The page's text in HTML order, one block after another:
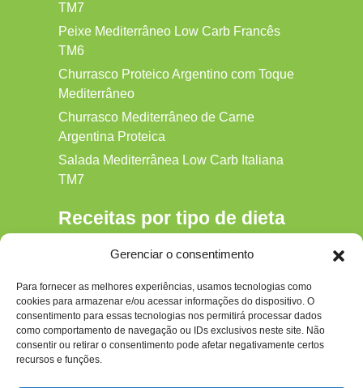
Gerenciar o consentimento
Para fornecer as melhores experiências, usamos tecnologias como
cookies para armazenar e/ou acessar informações do dispositivo. O
consentimento para essas tecnologias nos permitirá processar dados
como comportamento de navegação ou IDs exclusivos neste site. Não
consentir ou retirar o consentimento pode afetar negativamente certos
recursos e funções.
TM7
Peixe Mediterrâneo Low Carb Francês
TM6
Churrasco Proteico Argentino com Toque
Mediterrâneo
Churrasco Mediterrâneo de Carne
Argentina Proteica
Salada Mediterrânea Low Carb Italiana
TM7
Receitas por tipo de dieta
Gluten‑free
Hipocalórica
Low Carb
Nenhum